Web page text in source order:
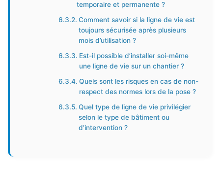
temporaire et permanente ?
Comment savoir si la ligne de vie est
toujours sécurisée après plusieurs
mois d’utilisation ?
Est-il possible d’installer soi-même
une ligne de vie sur un chantier ?
Quels sont les risques en cas de non-
respect des normes lors de la pose ?
Quel type de ligne de vie privilégier
selon le type de bâtiment ou
d’intervention ?